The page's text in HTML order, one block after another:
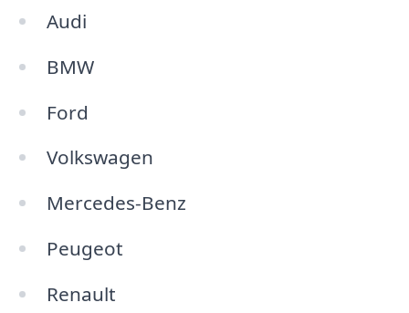
Audi
BMW
Ford
Volkswagen
Mercedes-Benz
Peugeot
Renault